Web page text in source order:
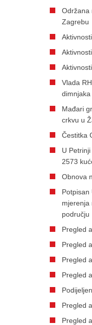
Održana
Zagrebu
Vlada
Mađari
crkvu u
Čestitka
U
2573
Obnova
Potpisan
mjerenja
području
Pregled
Pregled
Pregled
Pregled
Pregled
Pregled